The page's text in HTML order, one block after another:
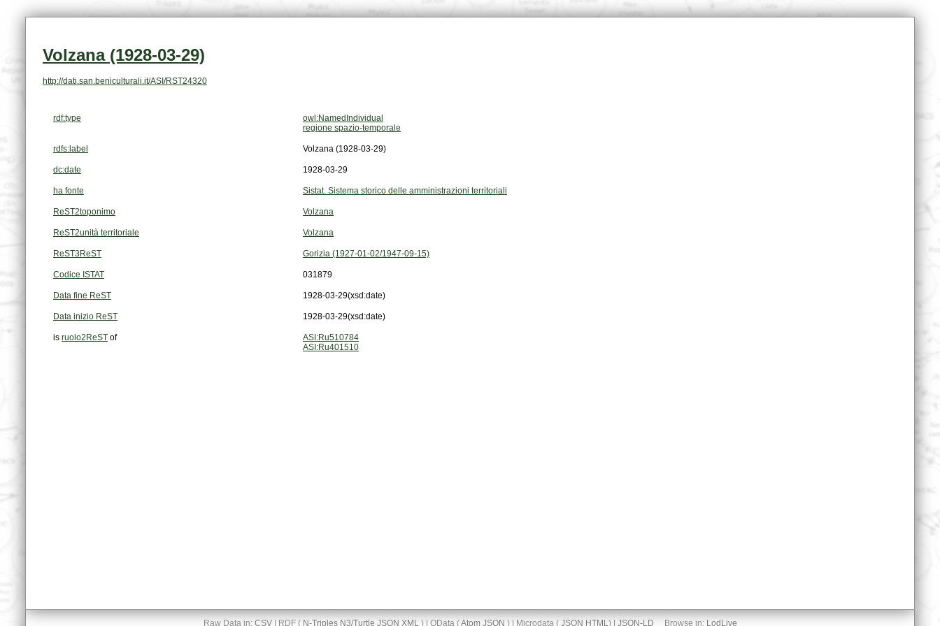
Volzana (1928-03-29)
http://dati.san.beniculturali.it/ASI/RST24320
rdf:type
owl:NamedIndividual
regione spazio-temporale
rdfs:label Volzana (1928-03-29)
dc:date 1928-03-29
ha fonte Sistat. Sistema storico delle amministrazioni territoriali
ReST2toponimo Volzana
ReST2unità territoriale Volzana
ReST3ReST Gorizia (1927-01-02/1947-09-15)
Codice ISTAT 031879
Data fine ReST 1928-03-29(xsd:date)
Data inizio ReST 1928-03-29(xsd:date)
is ruolo2ReST of
ASI:Ru510784
ASI:Ru401510
Raw Data in: CSV| RDF ( N-Triples N3/Turtle JSON XML) | OData (Atom JSON ) | Microdata ( JSON HTML) | JSON-LD Browse in: LodLive